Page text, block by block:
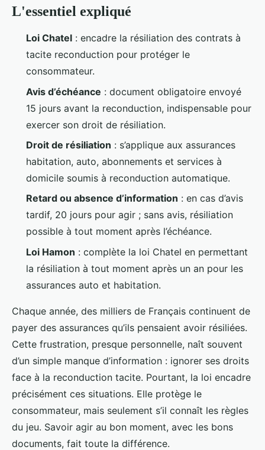
L'essentiel expliqué
Loi Chatel : encadre la résiliation des contrats à
tacite reconduction pour protéger le
consommateur.
Avis d’échéance : document obligatoire envoyé
15 jours avant la reconduction, indispensable pour
exercer son droit de résiliation.
Droit de résiliation : s’applique aux assurances
habitation, auto, abonnements et services à
domicile soumis à reconduction automatique.
Retard ou absence d’information : en cas d’avis
tardif, 20 jours pour agir ; sans avis, résiliation
possible à tout moment après l’échéance.
Loi Hamon : complète la loi Chatel en permettant
la résiliation à tout moment après un an pour les
assurances auto et habitation.
Chaque année, des milliers de Français continuent de
payer des assurances qu’ils pensaient avoir résiliées.
Cette frustration, presque personnelle, naît souvent
d’un simple manque d’information : ignorer ses droits
face à la reconduction tacite. Pourtant, la loi encadre
précisément ces situations. Elle protège le
consommateur, mais seulement s’il connaît les règles
du jeu. Savoir agir au bon moment, avec les bons
documents, fait toute la différence.